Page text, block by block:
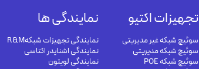
تجهیزات اکتیو
سوئیچ شبکه غیر مدیریتی
سوئیچ شبکه مدیریتی
سوئیچ شبکه POE
نمایندگی ها
نمایندگی تجهیزات شبکهR&M
نمایندگی اشنایدر اکتاسی
نمایندگی لویتون